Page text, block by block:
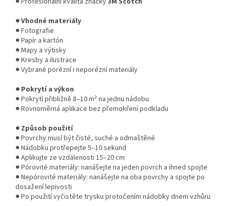
● Vhodné materiály
● Fotografie
● Papír a kartón
● Mapy a výtisky
● Kresby a ilustrace
● Vybrané porézní i neporézní materiály
● Pokrytí a výkon
● Pokrytí přibližně 8–10 m² na jednu nádobu
● Rovnoměrná aplikace bez přemokření podkladu
● Způsob použití
● Povrchy musí být čisté, suché a odmaštěné
● Nádobku protřepejte 5–10 sekund
● Aplikujte ze vzdálenosti 15–20 cm
● Pórovité materiály: nanášejte na jeden povrch a ihned spojte
● Nepórovité materiály: nanášejte na oba povrchy a spojte po
dosažení lepivosti
● Po použití vyčistěte trysku protočením nádobky dnem vzhůru